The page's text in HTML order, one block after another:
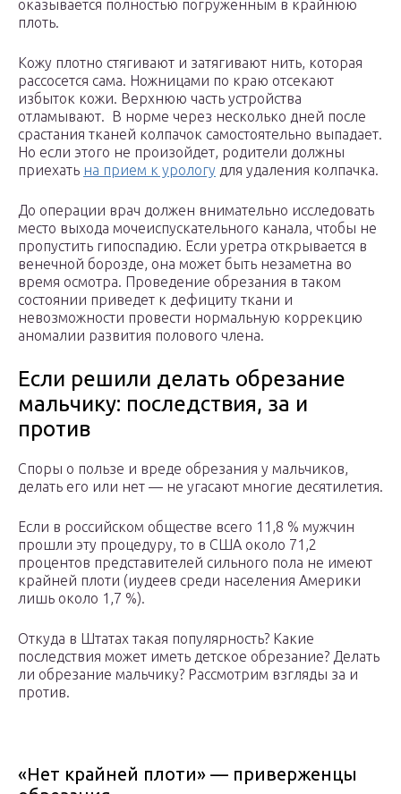
оказывается полностью погруженным в крайнюю
плоть.
Кожу плотно стягивают и затягивают нить, которая
рассосется сама. Ножницами по краю отсекают
избыток кожи. Верхнюю часть устройства
отламывают. В норме через несколько дней после
срастания тканей колпачок самостоятельно выпадает.
Но если этого не произойдет, родители должны
приехать на прием к урологу для удаления колпачка.
До операции врач должен внимательно исследовать
место выхода мочеиспускательного канала, чтобы не
пропустить гипоспадию. Если уретра открывается в
венечной борозде, она может быть незаметна во
время осмотра. Проведение обрезания в таком
состоянии приведет к дефициту ткани и
невозможности провести нормальную коррекцию
аномалии развития полового члена.
Если решили делать обрезание
мальчику: последствия, за и
против
Споры о пользе и вреде обрезания у мальчиков,
делать его или нет — не угасают многие десятилетия.
Если в российском обществе всего 11,8 % мужчин
прошли эту процедуру, то в США около 71,2
процентов представителей сильного пола не имеют
крайней плоти (иудеев среди населения Америки
лишь около 1,7 %).
Откуда в Штатах такая популярность? Какие
последствия может иметь детское обрезание? Делать
ли обрезание мальчику? Рассмотрим взгляды за и
против.
«Нет крайней плоти» — приверженцы